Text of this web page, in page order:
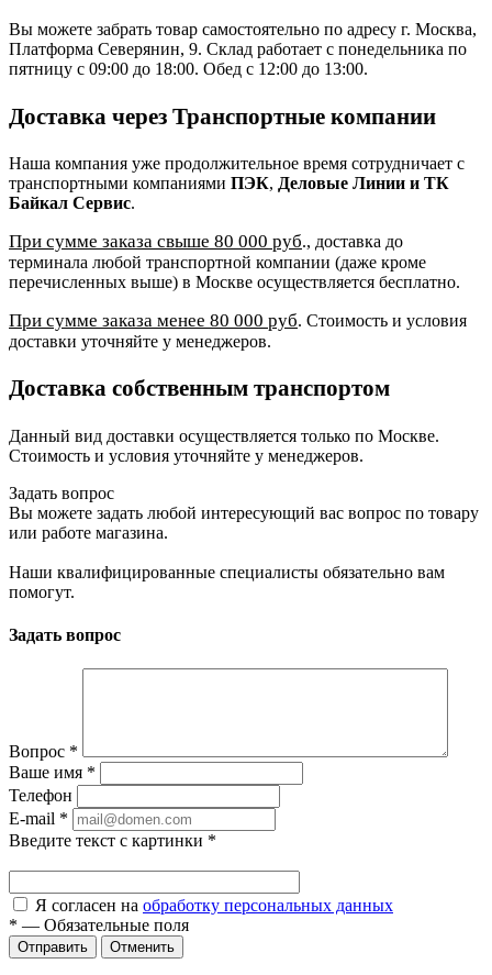
Вы можете забрать товар самостоятельно по адресу г. Москва,
Платформа Северянин, 9. Склад работает с понедельника по
пятницу с 09:00 до 18:00. Обед с 12:00 до 13:00.
Доставка через Транспортные компании
Наша компания уже продолжительное время сотрудничает с
транспортными компаниями ПЭК, Деловые Линии и ТК
Байкал Сервис.
При сумме заказа свыше 80 000 руб., доставка до
терминала любой транспортной компании (даже кроме
перечисленных выше) в Москве осуществляется бесплатно.
При сумме заказа менее 80 000 руб. Стоимость и условия
доставки уточняйте у менеджеров.
Доставка собственным транспортом
Данный вид доставки осуществляется только по Москве.
Стоимость и условия уточняйте у менеджеров.
Задать вопрос
Вы можете задать любой интересующий вас вопрос по товару
или работе магазина.
Наши квалифицированные специалисты обязательно вам
помогут.
Задать вопрос
Вопрос *
Ваше имя *
Телефон
E-mail *
Введите текст с картинки *
Я согласен на обработку персональных данных
* — Обязательные поля
Отправить Отменить